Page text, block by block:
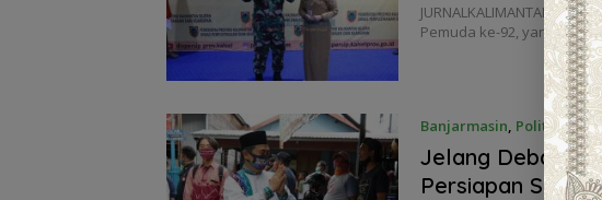
Pemuda ke-92, yang
Banjarmasin, Politik 27
Jelang Debat
Persiapan Sang